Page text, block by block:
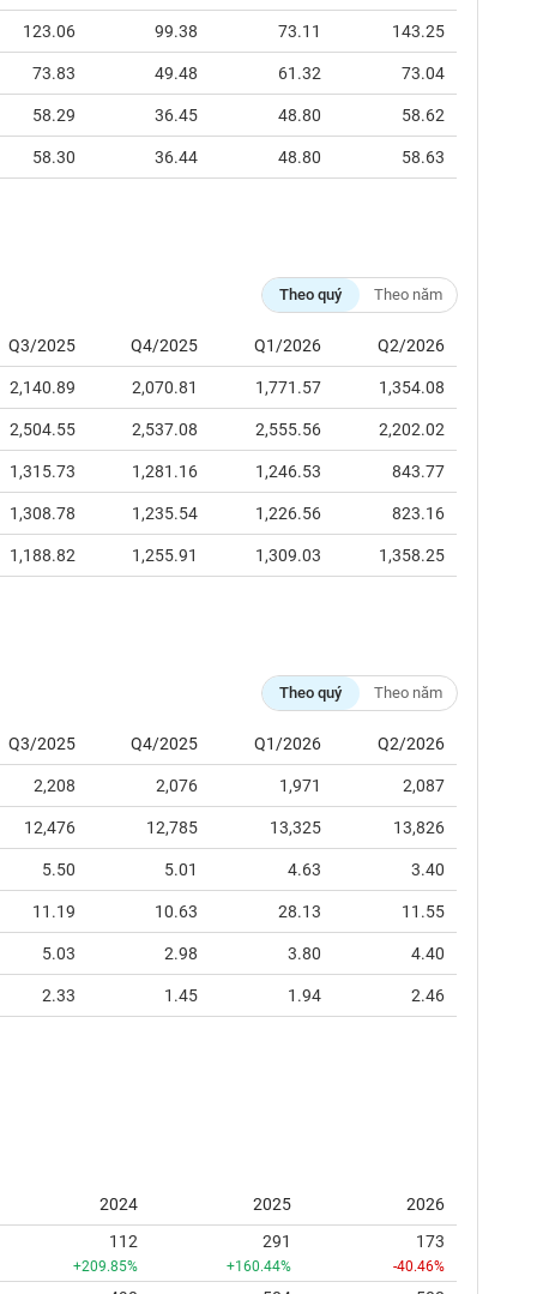
123.06 99.38 73.11 143.25
73.83 49.48 61.32 73.04
58.29 36.45 48.80 58.62
58.30 36.44 48.80 58.63
Theo quý Theo năm
Q3/2025 Q4/2025 Q1/2026 Q2/2026
2,140.89 2,070.81 1,771.57 1,354.08
2,504.55 2,537.08 2,555.56 2,202.02
1,315.73 1,281.16 1,246.53 843.77
1,308.78 1,235.54 1,226.56 823.16
1,188.82 1,255.91 1,309.03 1,358.25
Theo quý Theo năm
Q3/2025 Q4/2025 Q1/2026 Q2/2026
2,208 2,076 1,971 2,087
12,476 12,785 13,325 13,826
5.50 5.01 4.63 3.40
11.19 10.63 28.13 11.55
5.03 2.98 3.80 4.40
2.33 1.45 1.94 2.46
2024 2025
2026
112
+209.85%
291
+160.44%
173
-40.46%